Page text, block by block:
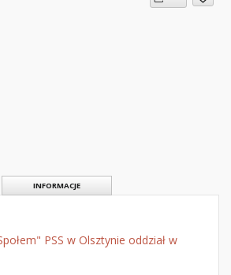
INFORMACJE
PSS w Olsztynie oddział w